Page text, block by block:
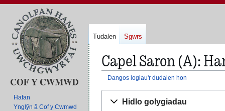
Capel Saron (A):
Dangos logiau'r dudalen hon
Hidlo golygiadau
Tudalen Sgwrs
Hafan
Ynglŷn â Cof y Cwmwd